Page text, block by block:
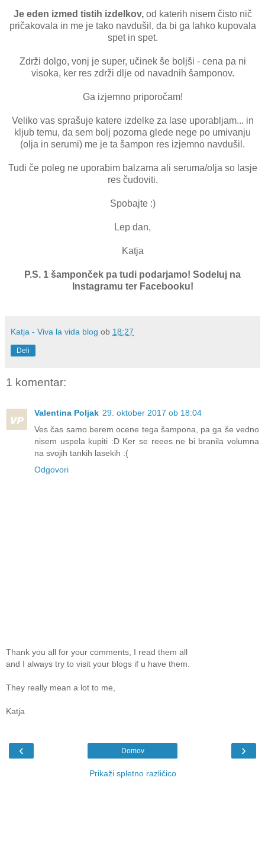
Je eden izmed tistih izdelkov, od katerih nisem čisto nič
pričakovala in me je tako navdušil, da bi ga lahko kupovala
spet in spet.
Zdrži dolgo, vonj je super, učinek še boljši - cena pa ni
visoka, ker res zdrži dlje od navadnih šamponov.
Ga izjemno priporočam!
Veliko vas sprašuje katere izdelke za lase uporabljam... in
kljub temu, da sem bolj pozorna glede nege po umivanju
(olja in serumi) me je ta šampon res izjemno navdušil.
Tudi če poleg ne uporabim balzama ali seruma/olja so lasje
res čudoviti.
Spobajte :)
Lep dan,
Katja
P.S. 1 šamponček pa tudi podarjamo! Sodeluj na
Instagramu ter Facebooku!
Katja - Viva la vida blog ob 18:27
Deli
1 komentar:
Valentina Poljak 29. oktober 2017 ob 18:04
Ves čas samo berem ocene tega šampona, pa ga še vedno
nisem uspela kupiti :D Ker se reees ne bi branila volumna
na svojih tankih lasekih :(
Odgovori
Thank you all for your comments, I read them all
and I always try to visit your blogs if u have them.
They really mean a lot to me,
Katja
‹ ›
Domov
Prikaži spletno različico